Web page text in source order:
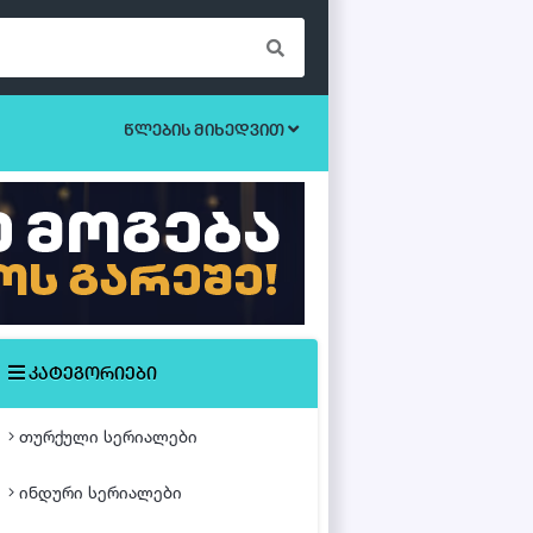
ბოევიკი
ეროტიული
მძაფრ-სიუჟეტიანი
უკრაინული სერიალები
წლების მიხედვით
კატეგორიები
თურქული სერიალები
ინდური სერიალები